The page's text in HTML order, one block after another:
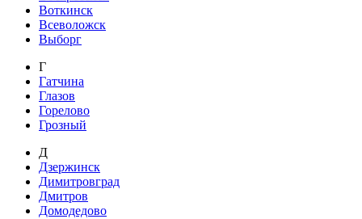
Воткинск
Всеволожск
Выборг
Г
Гатчина
Глазов
Горелово
Грозный
Д
Дзержинск
Димитровград
Дмитров
Домодедово